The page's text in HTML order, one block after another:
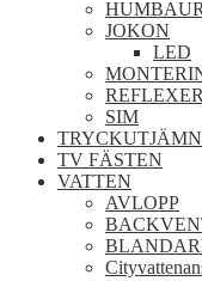
HUMBAUR
JOKON
LED
REFLEXER
SIM
TV FÄSTEN
VATTEN
AVLOPP